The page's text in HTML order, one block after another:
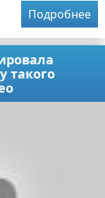
Подробнее
такого